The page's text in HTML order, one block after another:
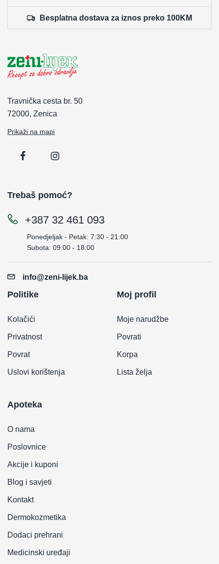
Besplatna dostava za iznos preko 100KM
Travnička cesta br. 50
72000, Zenica
Prikaži na mapi
Trebaš pomoć?
+387 32 461 093
Ponedjeljak - Petak: 7:30 - 21:00
Subota: 09:00 - 18:00
info@zeni-lijek.ba
Politike
Kolačići
Privatnost
Povrat
Uslovi korištenja
Moj profil
Moje narudžbe
Povrati
Korpa
Lista želja
Apoteka
O nama
Poslovnice
Akcije i kuponi
Blog i savjeti
Kontakt
Dermokozmetika
Dodaci prehrani
Medicinski uređaji